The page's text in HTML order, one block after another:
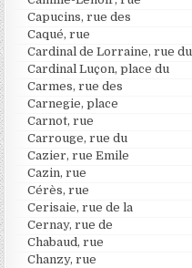
Capucins, rue des
Caqué, rue
Cardinal de Lorraine, rue du
Cardinal Luçon, place du
Carmes, rue des
Carnegie, place
Carnot, rue
Carrouge, rue du
Cazier, rue Emile
Cazin, rue
Cérès, rue
Cerisaie, rue de la
Cernay, rue de
Chabaud, rue
Chanzy, rue